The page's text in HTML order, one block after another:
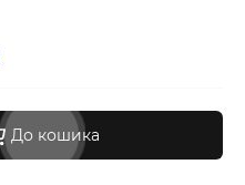
До кошика